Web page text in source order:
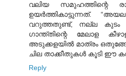
വലിയ സമുഹത്തിന്റെ
ഉയര്‍ത്തികാട്ടുന്നത്.
വറുത്തതുണ്ട്, നല്ല കുടം
ഗാന്ത്തിന്റെ മേലാള
അടുക്കളയില്‍ മാത്രം
ചില താക്കീതുകള്‍ കൂടി ഈ
Reply